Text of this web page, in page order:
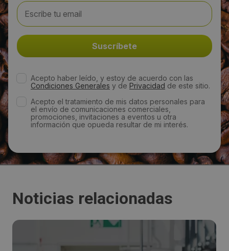
Acepto haber leído, y estoy de acuerdo con las
Condiciones Generales y de Privacidad de este sitio.
Acepto el tratamiento de mis datos personales para
el envío de comunicaciones comerciales,
promociones, invitaciones a eventos u otra
información que opueda resultar de mi interés.
Noticias relacionadas